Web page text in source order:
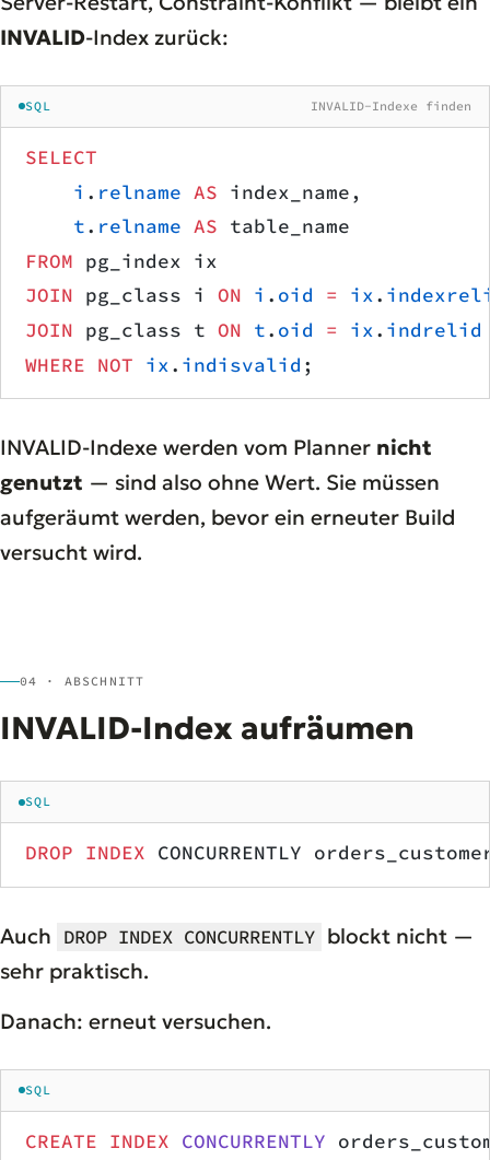
INVALID-Index zurück:
SQL INVALID-Indexe finden
SELECT
    i
. relname AS index_name,
    t
. relname AS table_name
FROM pg_index ix
JOIN pg_class i ON i . oid = ix.
JOIN pg_class t ON t. oid = ix. indrelid
WHERE NOT ix. indisvalid ;
INVALID-Indexe werden vom Planner nicht
genutzt — sind also ohne Wert. Sie müssen
aufgeräumt werden, bevor ein erneuter Build
versucht wird.
04 · ABSCHNITT
INVALID-Index aufräumen
SQL
DROP INDEX CONCURRENTLY
Auch DROP INDEX CONCURRENTLY blockt nicht —
sehr praktisch.
Danach: erneut versuchen.
SQL
CREATE INDEX CONCURRENTLY